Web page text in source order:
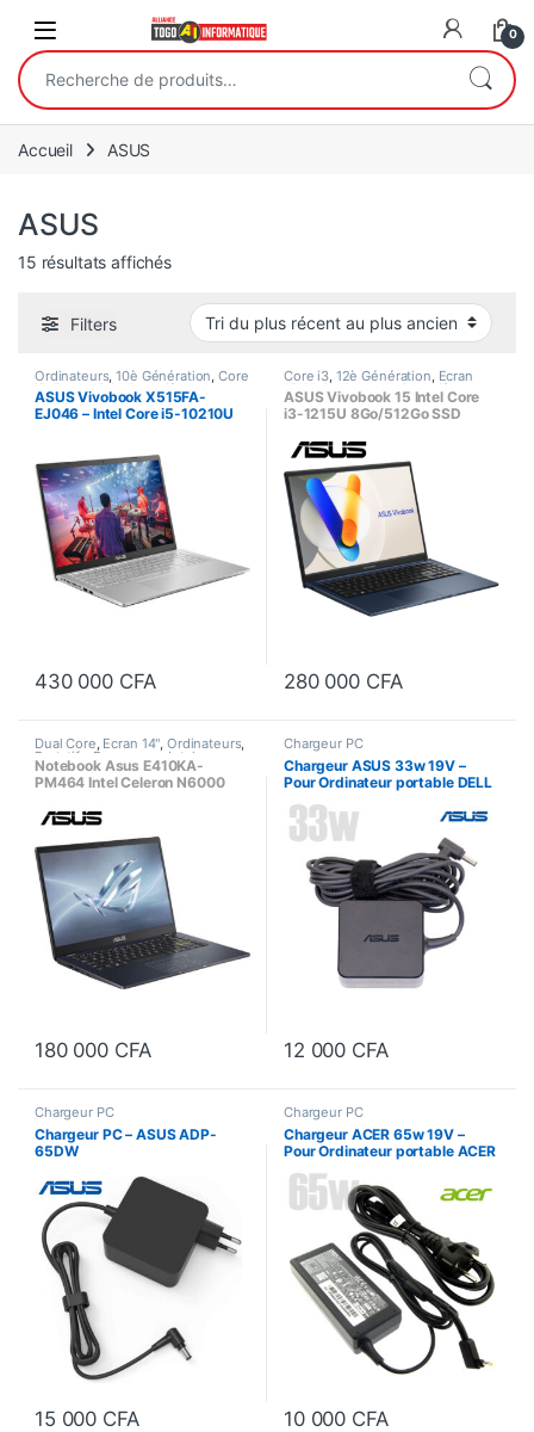
Open 0
Recherche pour :
Accueil ASUS
ASUS
15 résultats affichésTrié du plus récent au plus ancien
Filters
Ordinateurs,10è Génération Core
i5 ,Ecran 15.6" Portatifs,
Processeur Intel
ASUS Vivobook X515FA-
EJ046 – Intel Core i5-10210U
Webcam
430 000 CFA
Core i3 12è Génération Ecran
15.6" ,Ordinateurs ,Portatifs,
Processeur Intel
ASUS Vivobook 15 Intel Core
i3-1215U 8Go/512Go SSD
280 000 CFA
Dual Core, Ecran 14", Ordinateurs,
Portatifs Processeur Intel
Notebook Asus E410KA-
PM464 Intel Celeron N6000
Écran 14 Pouces Full HD
180 000 CFA
Chargeur PC
Chargeur ASUS 33w 19V –
Pour Ordinateur portable DELL
AD2088520 + Câble secteur
Bout français
12 000 CFA
Chargeur PC
Chargeur PC – ASUS ADP-
65DW
15 000 CFA
Chargeur PC
Chargeur ACER 65w 19V –
Pour Ordinateur portable ACER
065N1A
10 000 CFA